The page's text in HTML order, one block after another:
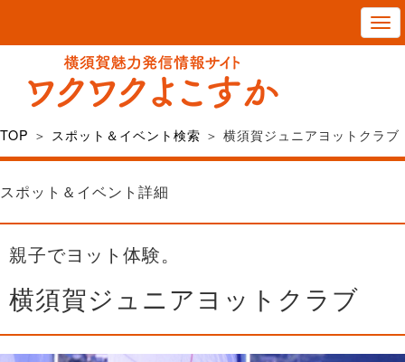
T
l
e
v
t
i
TOP ＞ スポット＆イベント検索 ＞ 横須賀ジュニアヨットクラブ
スポット＆イベント詳細
親子でヨット体験。
横須賀ジュニアヨットクラブ